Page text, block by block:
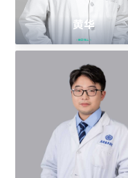
黄华
> 医学博士 <